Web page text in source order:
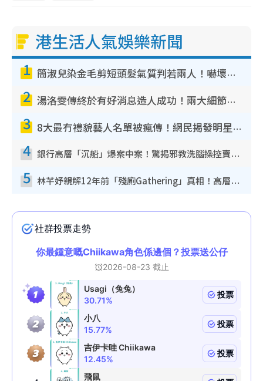
港生活人氣娛樂新聞
1 簡淑兒染金毛剪短頭髮氣質判若兩人！嚇壞老公麥大力都認唔出：「你做咩事？」
2 湯洛雯傳終於有好消息造人成功！兩大細節曝孕味極濃惹猜測：大肚婆先會咁！
3 8大最冇禮貌藝人名單被瘋傳！網民揭發明星真面目 一致數臭呢位係無品天花板？
4 銀行高層「沉船」爆案中案！驚揭邪教洗腦操控賣淫被吞600萬 幕後黑手講多錯多
5 林芊妤親解12年前「殘廁Gathering」真相！高層解約一句話重創尊嚴至今拒返TVB